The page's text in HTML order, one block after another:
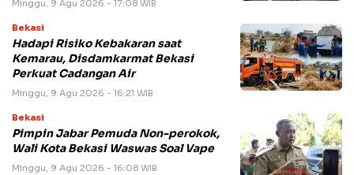
Minggu, 9 Agu 2026 - 17:08 WIB
Bekasi
Hadapi Risiko Kebakaran saat
Kemarau, Disdamkarmat Bekasi
Perkuat Cadangan Air
Minggu, 9 Agu 2026 - 16:21 WIB
Bekasi
Pimpin Jabar Pemuda Non-perokok,
Wali Kota Bekasi Waswas Soal Vape
Minggu, 9 Agu 2026 - 16:08 WIB